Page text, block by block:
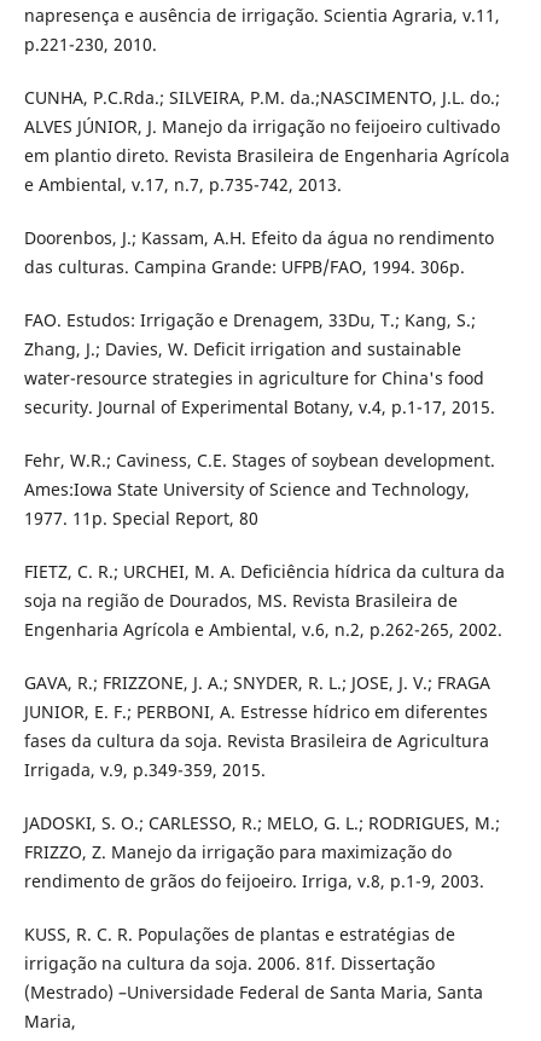
napresença e ausência de irrigação. Scientia Agraria, v.11,
p.221-230, 2010.
CUNHA, P.C.Rda.; SILVEIRA, P.M. da.;NASCIMENTO, J.L. do.;
ALVES JÚNIOR, J. Manejo da irrigação no feijoeiro cultivado
em plantio direto. Revista Brasileira de Engenharia Agrícola
e Ambiental, v.17, n.7, p.735-742, 2013.
Doorenbos, J.; Kassam, A.H. Efeito da água no rendimento
das culturas. Campina Grande: UFPB/FAO, 1994. 306p.
FAO. Estudos: Irrigação e Drenagem, 33Du, T.; Kang, S.;
Zhang, J.; Davies, W. Deficit irrigation and sustainable
water-resource strategies in agriculture for China's food
security. Journal of Experimental Botany, v.4, p.1-17, 2015.
Fehr, W.R.; Caviness, C.E. Stages of soybean development.
Ames:Iowa State University of Science and Technology,
1977. 11p. Special Report, 80
FIETZ, C. R.; URCHEI, M. A. Deficiência hídrica da cultura da
soja na região de Dourados, MS. Revista Brasileira de
Engenharia Agrícola e Ambiental, v.6, n.2, p.262-265, 2002.
GAVA, R.; FRIZZONE, J. A.; SNYDER, R. L.; JOSE, J. V.; FRAGA
JUNIOR, E. F.; PERBONI, A. Estresse hídrico em diferentes
fases da cultura da soja. Revista Brasileira de Agricultura
Irrigada, v.9, p.349-359, 2015.
JADOSKI, S. O.; CARLESSO, R.; MELO, G. L.; RODRIGUES, M.;
FRIZZO, Z. Manejo da irrigação para maximização do
rendimento de grãos do feijoeiro. Irriga, v.8, p.1-9, 2003.
KUSS, R. C. R. Populações de plantas e estratégias de
irrigação na cultura da soja. 2006. 81f. Dissertação
(Mestrado) –Universidade Federal de Santa Maria, Santa
Maria,